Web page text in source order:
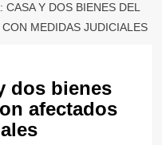
CASA Y DOS BIENES DEL
MEDIDAS JUDICIALES
dos bienes
afectados